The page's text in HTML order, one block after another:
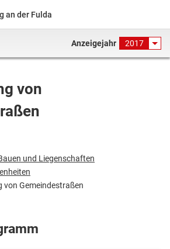
an der Fulda
Anzeigejahr 2017
von
und Liegenschaften
von Gemeindestraßen